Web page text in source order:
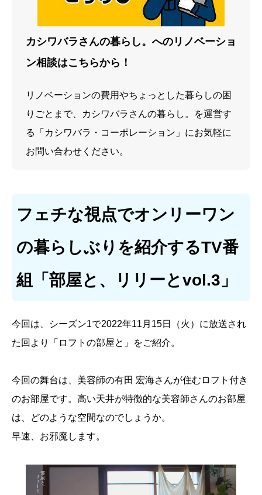
カシワバラさんの暮らし。へのリノベーショ
ン相談はこちらから！
リノベーションの費用やちょっとした暮らしの困
りごとまで、カシワバラさんの暮らし。を運営す
る「カシワバラ・コーポレーション」にお気軽に
お問い合わせください。
フェチな視点でオンリーワン
の暮らしぶりを紹介するTV番
組「部屋と、リリーとvol.3」
今回は、シーズン1で2022年11月15日（火）に放送され
た回より「ロフトの部屋と」をご紹介。
今回の舞台は、美容師の有田 宏海さんが住むロフト付き
のお部屋です。高い天井が特徴的な美容師さんのお部屋
は、どのような空間なのでしょうか。
早速、お邪魔します。